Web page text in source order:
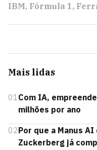
IBM Fórmula 1
Mais lidas
01Com IA,
milhões por ano
02Por que a Manus
Zuckerberg já